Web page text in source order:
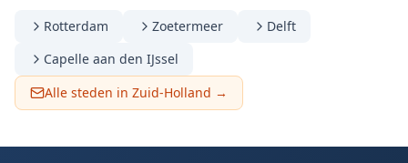
Rotterdam Zoetermeer
Delft
Capelle aan den IJssel
Alle steden in Zuid-Holland →